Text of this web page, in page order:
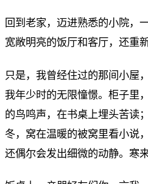
回到老家，迈进熟悉的小院，
宽敞明亮的饭厅和客厅，还重
只是，我曾经住过的那间小屋
我年少时的无限憧憬。柜子里
的鸟鸣声，在书桌上埋头苦读
冬，窝在温暖的被窝里看小说
还偶尔会发出细微的动静。寒